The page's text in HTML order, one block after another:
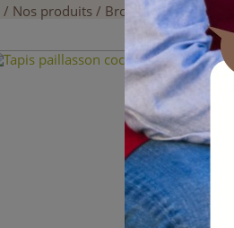
/ Nos produits / Brosserie et ménage